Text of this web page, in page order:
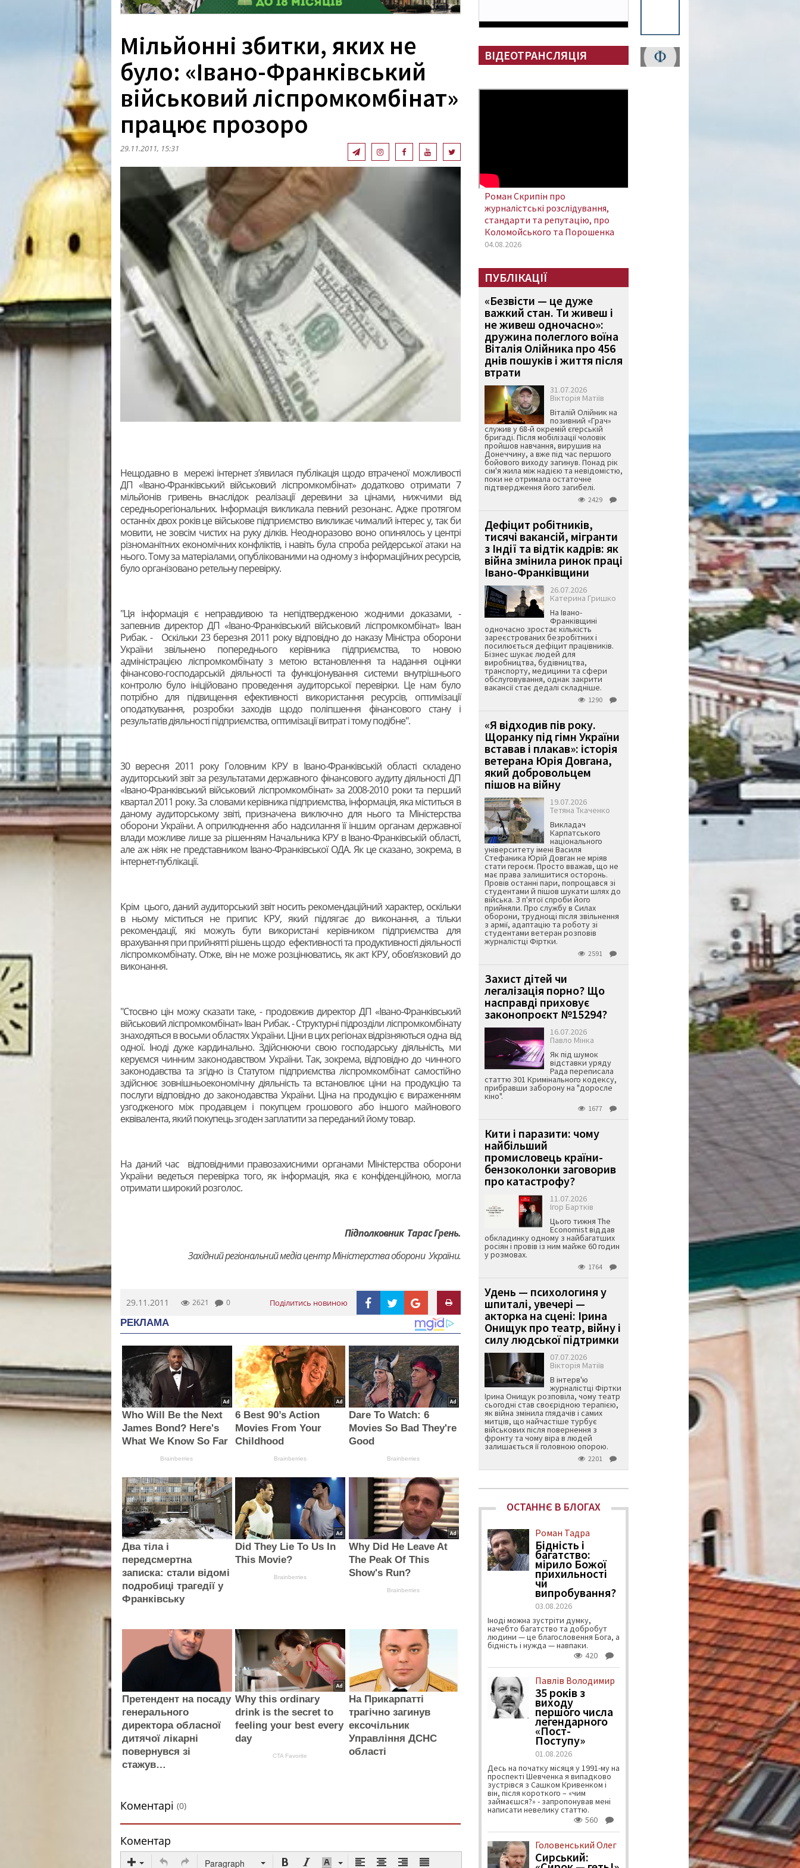
Мільйонні збитки, яких не
було: «Івано-Франківський
військовий ліспромкомбінат»
працює прозоро
29.11.2011, 15:31
Нещодавно в мережі інтернет з’явилася публікація щодо втраченої можливості
ДП «Івано-Франківський військовий ліспромкомбінат» додатково отримати 7
мільйонів гривень внаслідок реалізації деревини за цінами, нижчими від
середньорегіональних. Інформація викликала певний резонанс. Адже протягом
останніх двох років це військове підприємство викликає чималий інтерес у, так би
мовити, не зовсім чистих на руку ділків. Неодноразово воно опинялось у центрі
різноманітних економічних конфліктів, і навіть була спроба рейдерської атаки на
нього. Тому за матеріалами, опублікованими на одному з інформаційних ресурсів,
було організовано ретельну перевірку.
"Ця інформація є неправдивою та непідтвердженою жодними доказами, -
запевнив директор ДП «Івано-Франківський військовий ліспромкомбінат» Іван
Рибак. - Оскільки 23 березня 2011 року відповідно до наказу Міністра оборони
України звільнено попереднього керівника підприємства, то новою
адміністрацією ліспромкомбінату з метою встановлення та надання оцінки
фінансово-господарській діяльності та функціонування системи внутрішнього
контролю було ініційовано проведення аудиторської перевірки. Це нам було
потрібно для підвищення ефективності використання ресурсів, оптимізації
оподаткування, розробки заходів щодо поліпшення фінансового стану і
результатів діяльності підприємства, оптимізації витрат і тому подібне".
30 вересня 2011 року Головним КРУ в Івано-Франківській області складено
аудиторський звіт за результатами державного фінансового аудиту діяльності ДП
«Івано-Франківський військовий ліспромкомбінат» за 2008-2010 роки та перший
квартал 2011 року. За словами керівника підприємства, інформація, яка міститься в
даному аудиторському звіті, призначена виключно для нього та Міністерства
оборони України. А оприлюднення або надсилання її іншим органам державної
влади можливе лише за рішенням Начальника КРУ в Івано-Франківській області,
але аж ніяк не представником Івано-Франківської ОДА. Як це сказано, зокрема, в
інтернет-публікації.
Крім цього, даний аудиторський звіт носить рекомендаційний характер, оскільки
в ньому міститься не припис КРУ, який підлягає до виконання, а тільки
рекомендації, які можуть бути використані керівником підприємства для
врахування при прийнятті рішень щодо ефективності та продуктивності діяльності
ліспромкомбінату. Отже, він не може розцінюватись, як акт КРУ, обов’язковий до
виконання.
"Стосвно цін можу сказати таке, - продовжив директор ДП «Івано-Франківський
військовий ліспромкомбінат» Іван Рибак. - Структурні підрозділи ліспромкомбінату
знаходяться в восьми областях України. Ціни в цих регіонах відрізняються одна від
одної. Іноді дуже кардинально. Здійснюючи свою господарську діяльність, ми
керуємся чинним законодавством України. Так, зокрема, відповідно до чинного
законодавства та згідно із Статутом підприємства ліспромкомбінат самостійно
здійснює зовнішньоекономічну діяльність та встановлює ціни на продукцію та
послуги відповідно до законодавства України. Ціна на продукцію є вираженням
узгодженого між продавцем і покупцем грошового або іншого майнового
еквівалента, який покупець згоден заплатити за переданий йому товар.
На даний час відповідними правозахисними органами Міністерства оборони
України ведеться перевірка того, як інформація, яка є конфіденційною, могла
отримати широкий розголос.
Підполковник Тарас Грень.
Західний регіональний медіа центр Міністерства оборони України.
29.11.2011 2621 0 Поділитись новиною
РЕКЛАМА
Who Will Be the Next
James Bond? Here's
What We Know So Far
Brainberries
6 Best 90’s Action
Movies From Your
Childhood
Brainberries
Dare To Watch: 6
Movies So Bad They're
Good
Brainberries
Два тіла і
передсмертна
записка: стали відомі
подробиці трагедії у
Франківську
Did They Lie To Us In
This Movie?
Brainberries
Why Did He Leave At
The Peak Of This
Show's Run?
Brainberries
Претендент на посаду
генерального
директора обласної
дитячої лікарні
повернувся зі
стажув…
Why this ordinary
drink is the secret to
feeling your best every
day
CTA Favorite
На Прикарпатті
трагічно загинув
ексочільник
Управління ДСНС
області
Коментарі (0)
Коментар
Paragraph
ВІДЕОТРАНСЛЯЦІЯ
Роман Скрипін про
журналістські розслідування,
стандарти та репутацію, про
Коломойського та Порошенка
04.08.2026
ПУБЛІКАЦІЇ
«Безвісти — це дуже
важкий стан. Ти живеш і
не живеш одночасно»:
дружина полеглого воїна
Віталія Олійника про 456
днів пошуків і життя після
втрати
31.07.2026
Вікторія Матіїв
Віталій Олійник на
позивний «Грач»
служив у 68-й окремій єгерській
бригаді. Після мобілізації чоловік
пройшов навчання, вирушив на
Донеччину, а вже під час першого
бойового виходу загинув. Понад рік
сім'я жила між надією та невідомістю,
поки не отримала остаточне
підтвердження його загибелі.
2429
Дефіцит робітників,
тисячі вакансій, мігранти
з Індії та відтік кадрів: як
війна змінила ринок праці
Івано-Франківщини
26.07.2026
Катерина Гришко
На Івано-
Франківщині
одночасно зростає кількість
зареєстрованих безробітних і
посилюється дефіцит працівників.
Бізнес шукає людей для
виробництва, будівництва,
транспорту, медицини та сфери
обслуговування, однак закрити
вакансії стає дедалі складніше.
1290
«Я відходив пів року.
Щоранку під гімн України
вставав і плакав»: історія
ветерана Юрія Довгана,
який добровольцем
пішов на війну
19.07.2026
Тетяна Ткаченко
Викладач
Карпатського
національного
університету імені Василя
Стефаника Юрій Довган не мріяв
стати героєм. Просто вважав, що не
має права залишитися осторонь.
Провів останні пари, попрощався зі
студентами й пішов шукати шлях до
війська. З п'ятої спроби його
прийняли. Про службу в Силах
оборони, труднощі після звільнення
з армії, адаптацію та роботу зі
студентами ветеран розповів
журналістці Фіртки.
2591
Захист дітей чи
легалізація порно? Що
насправді приховує
законопроєкт №15294?
16.07.2026
Павло Мінка
Як під шумок
відставки уряду
Рада переписала
статтю 301 Кримінального кодексу,
прибравши заборону на "доросле
кіно".
1677
Кити і паразити: чому
найбільший
промисловець країни-
бензоколонки заговорив
про катастрофу?
11.07.2026
Ігор Бартків
Цього тижня The
Economist віддав
обкладинку одному з найбагатших
росіян і провів із ним майже 60 годин
у розмовах.
1764
Удень — психологиня у
шпиталі, увечері —
акторка на сцені: Ірина
Онищук про театр, війну і
силу людської підтримки
07.07.2026
Вікторія Матіїв
В інтерв'ю
журналістці Фіртки
Ірина Онищук розповіла, чому театр
сьогодні став своєрідною терапією,
як війна змінила глядачів і самих
митців, що найчастіше турбує
військових після повернення з
фронту та чому віра в людей
залишається її головною опорою.
2201
ОСТАННЄ В БЛОГАХ
Роман Тадра
Бідність і
багатство:
мірило Божої
прихильності
чи
випробування?
03.08.2026
Іноді можна зустріти думку,
начебто багатство та добробут
людини — це благословення Бога, а
бідність і нужда — навпаки.
420
Павлів Володимир
35 років з
виходу
першого числа
легендарного
«Пост-
Поступу»
01.08.2026
Десь на початку місяця у 1991-му на
проспекті Шевченка я випадково
зустрівся з Сашком Кривенком і
він, після короткого – «чим
займаєшся?» - запропонував мені
написати невелику статтю.
560
Головенський Олег
Сирський: